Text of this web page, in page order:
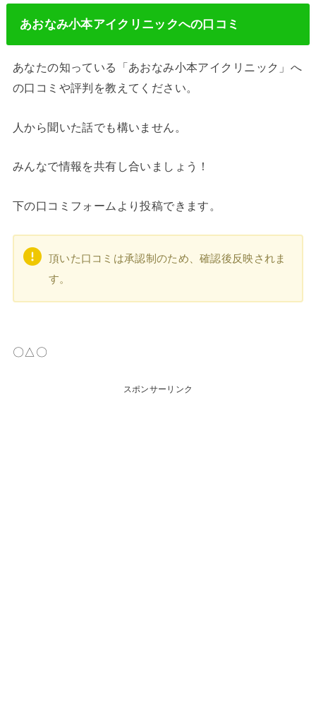
あおなみ小本アイクリニックへの口コミ
あなたの知っている「あおなみ小本アイクリニック」へ
の口コミや評判を教えてください。
人から聞いた話でも構いません。
みんなで情報を共有し合いましょう！
下の口コミフォームより投稿できます。
頂いた口コミは承認制のため、確認後反映されま
す。
〇△〇
スポンサーリンク